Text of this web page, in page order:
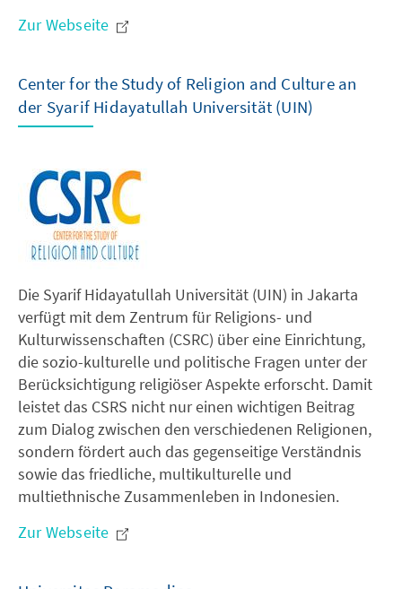
Zur Webseite
Center for the Study of Religion and Culture an
der Syarif Hidayatullah Universität (UIN)
Die Syarif Hidayatullah Universität (UIN) in Jakarta
verfügt mit dem Zentrum für Religions- und
Kulturwissenschaften (CSRC) über eine Einrichtung,
die sozio-kulturelle und politische Fragen unter der
Berücksichtigung religiöser Aspekte erforscht. Damit
leistet das CSRS nicht nur einen wichtigen Beitrag
zum Dialog zwischen den verschiedenen Religionen,
sondern fördert auch das gegenseitige Verständnis
sowie das friedliche, multikulturelle und
multiethnische Zusammenleben in Indonesien.
Zur Webseite